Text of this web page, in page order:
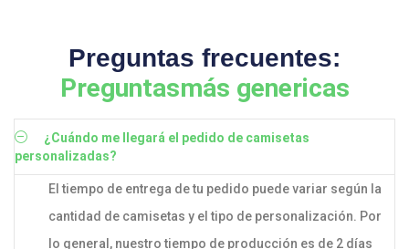
Preguntas frecuentes:
Preguntasmás genericas
¿Cuándo me llegará el pedido de camisetas
personalizadas?
El tiempo de entrega de tu pedido puede variar según la
cantidad de camisetas y el tipo de personalización. Por
lo general, nuestro tiempo de producción es de 2 días